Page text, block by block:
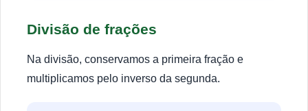
Divisão de frações
Na divisão, conservamos a primeira fração e
multiplicamos pelo inverso da segunda.